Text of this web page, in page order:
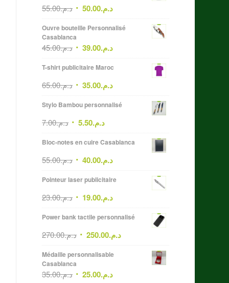
د.م.55.00 د.م.50.00
Ouvre bouteille Personnalisé
Casablanca
د.م.45.00 د.م.39.00
T-shirt publicitaire Maroc
د.م.65.00 د.م.35.00
Stylo Bambou personnalisé
د.م.7.00 د.م.5.50
Bloc-notes en cuire Casablanca
د.م.55.00 د.م.40.00
Pointeur laser publicitaire
د.م.23.00 د.م.19.00
Power bank tactile personnalisé
د.م.270.00 د.م.250.00
Médaille personnalisable
Casablanca
د.م.35.00 د.م.25.00